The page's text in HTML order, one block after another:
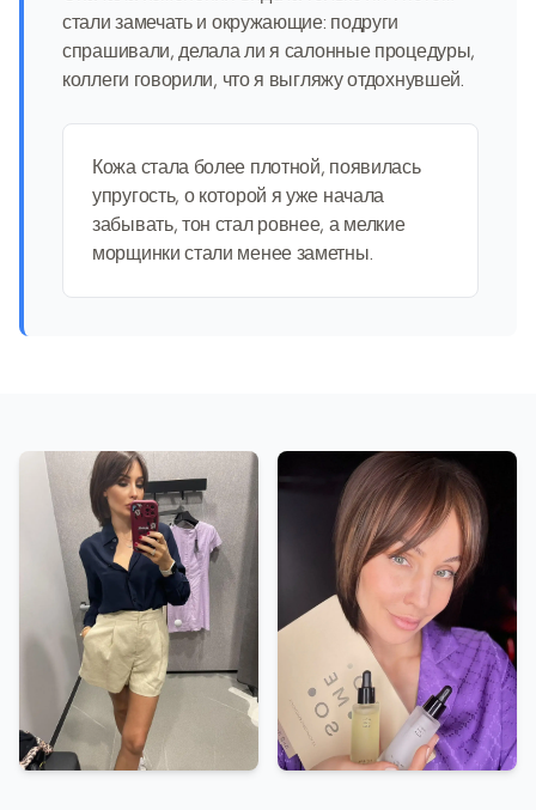
стали замечать и окружающие: подруги
спрашивали, делала ли я салонные процедуры,
коллеги говорили, что я выгляжу отдохнувшей.
Кожа стала более плотной, появилась
упругость, о которой я уже начала
забывать, тон стал ровнее, а мелкие
морщинки стали менее заметны.